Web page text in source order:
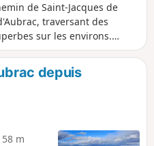
de Saint-Jacques de
traversant des
sur les environs.
rencontrer de nombreuses
bien de la neige et du
chemin a quelque chose
l'itinéraire quitte le
le GR®670 avec des
vaches, une ancienne voie
depuis
m